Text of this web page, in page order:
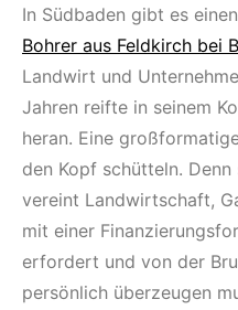
In Südbaden gibt es
Bohrer aus Feldkirch bei
Landwirt und
Jahren reifte in seinem
heran. Eine
den Kopf schütteln. Denn
vereint Landwirtschaft,
mit einer
erfordert und von der
persönlich überzeugen